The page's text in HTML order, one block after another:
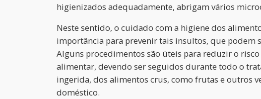
higienizados adequadamente, abrigam vários
Neste sentido, o cuidado com a higiene dos
importância para prevenir tais insultos, que podem
Alguns procedimentos são úteis para reduzir o
alimentar, devendo ser seguidos durante todo o
ingerida, dos alimentos crus, como frutas e outros
doméstico.